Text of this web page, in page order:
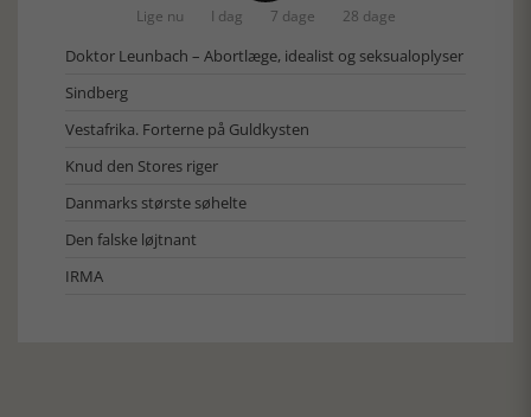
Lige nu I dag 7 dage 28 dage
Doktor Leunbach – Abortlæge, idealist og seksualoplyser
Sindberg
Vestafrika. Forterne på Guldkysten
Knud den Stores riger
Danmarks største søhelte
Den falske løjtnant
IRMA